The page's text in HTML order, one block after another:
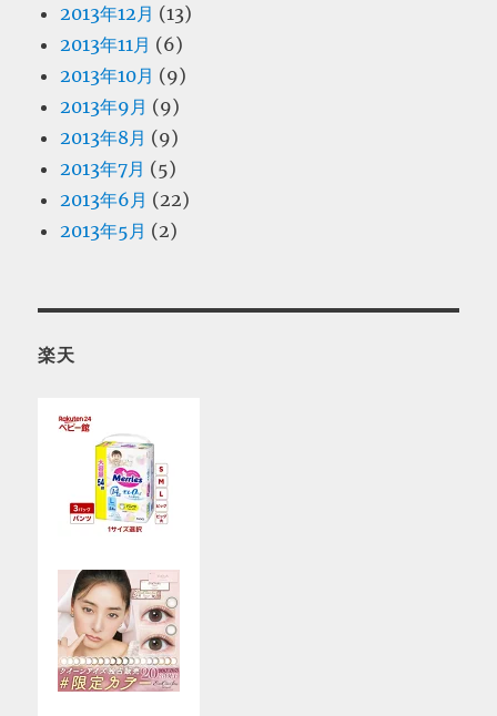
2013年12月 (13)
2013年11月 (6)
2013年10月 (9)
2013年9月 (9)
2013年8月 (9)
2013年7月 (5)
2013年6月 (22)
2013年5月 (2)
楽天